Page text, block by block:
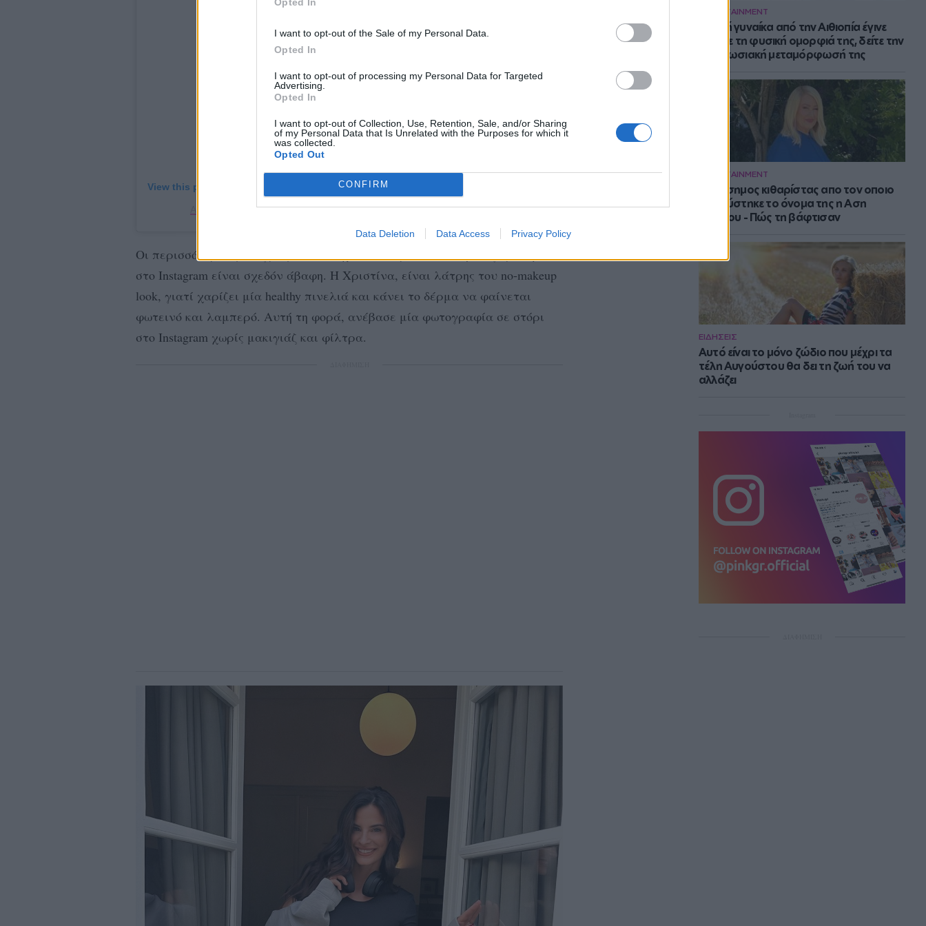
I want to opt-out of the Sale of my Personal Data.
Opted In
I want to opt-out of processing my Personal Data for Targeted
Advertising.
Opted In
I want to opt-out of Collection, Use, Retention, Sale, and/or Sharing
of my Personal Data that Is Unrelated with the Purposes for which it
was collected.
Opted Out
CONFIRM
Data Deletion Data Access Privacy Policy
ENTERTAINMENT
Νεαρή γυναίκα από την Αιθιοπία έγινε
viral με τη φυσική ομορφιά της, δείτε την
εντυπωσιακή μεταμόρφωσή της
ENTERTAINMENT
Ο διάσημος κιθαρίστας απο τον οποιο
εμπνεύστηκε το όνομα της η Αση
Μπήλιου - Πώς τη βάφτισαν
ΕΙΔΗΣΕΙΣ
Αυτό είναι το μόνο ζώδιο που μέχρι τα
τέλη Αυγούστου θα δει τη ζωή του να
αλλάζει
View this post on Instagram
A post shared by Christina Bompa Tanimanides (@chrismpo)
Οι περισσότερες φωτογραφίες που έχει στον προσωπικό της λογαριασμό
στο Instagram είναι σχεδόν άβαφη. Η Χριστίνα, είναι λάτρης του no-makeup
look, γιατί χαρίζει μία healthy πινελιά και κάνει το δέρμα να φαίνεται
φωτεινό και λαμπερό. Αυτή τη φορά, ανέβασε μία φωτογραφία σε στόρι
στο Instagram χωρίς μακιγιάζ και φίλτρα.